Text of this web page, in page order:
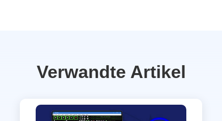
Verwandte Artikel